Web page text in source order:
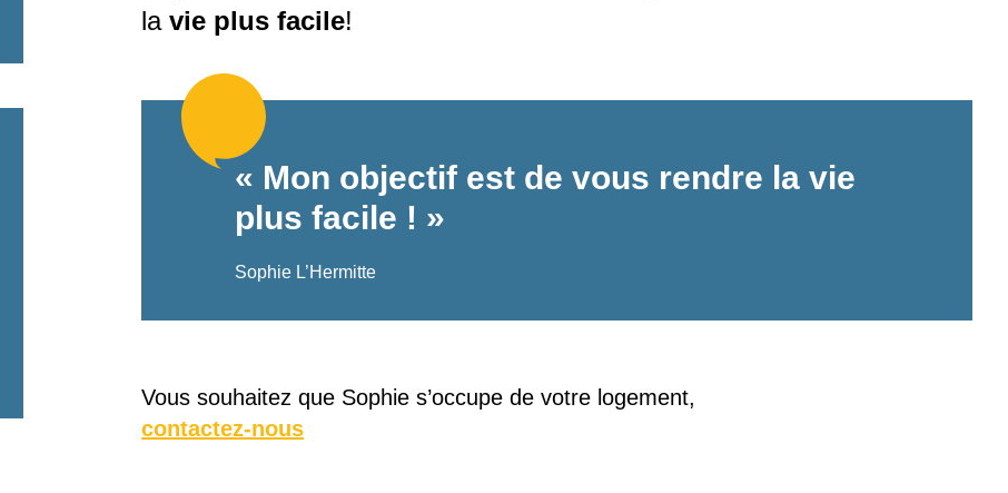
lavie plus facile!
« Mon objectif est de vous rendre la vie
plus facile ! »
Sophie L’Hermitte
Vous souhaitez que Sophie s’occupe de votre logement,
contactez-nous